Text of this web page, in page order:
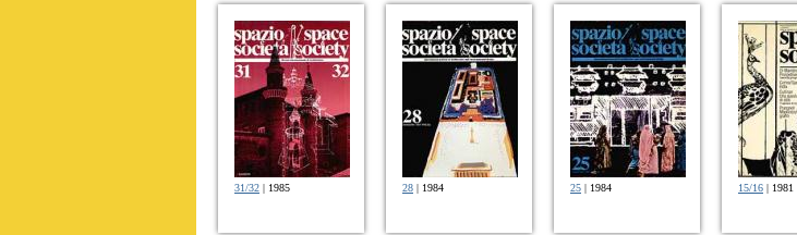
31/32 | 1985 28 | 1984 25 | 1984 15/16 | 1981